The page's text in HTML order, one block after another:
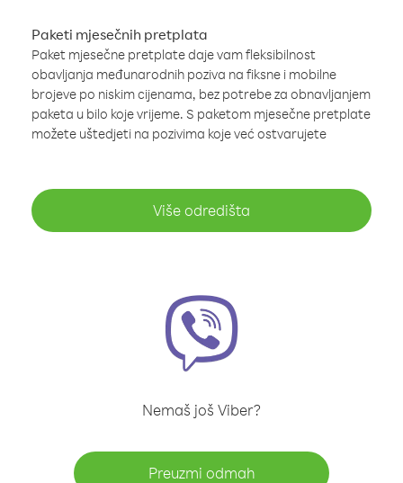
Paketi mjesečnih pretplata
Paket mjesečne pretplate daje vam fleksibilnost
obavljanja međunarodnih poziva na fiksne i mobilne
brojeve po niskim cijenama, bez potrebe za obnavljanjem
paketa u bilo koje vrijeme. S paketom mjesečne pretplate
možete uštedjeti na pozivima koje već ostvarujete
Više odredišta
Nemaš još Viber?
Preuzmi odmah